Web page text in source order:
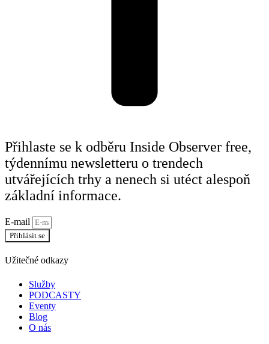
Přihlaste se k odběru Inside Observer free,
týdennímu newsletteru o trendech
utvářejících trhy a nenech si utéct alespoň
základní informace.
E-mail
Přihlásit se
Užitečné odkazy
Služby
PODCASTY
Eventy
Blog
O nás